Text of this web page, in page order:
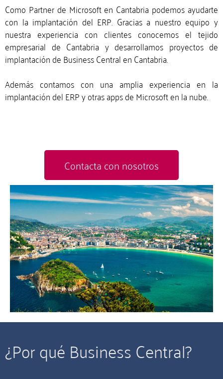
Como Partner de Microsoft en Cantabria podemos ayudarte
con la implantación del ERP. Gracias a nuestro equipo y
nuestra experiencia con clientes conocemos el tejido
empresarial de Cantabria y desarrollamos proyectos de
implantación de Business Central en Cantabria.
Además contamos con una amplia experiencia en la
implantación del ERP y otras apps de Microsoft en la nube.
Contacta con nosotros
¿Por qué Business Central?